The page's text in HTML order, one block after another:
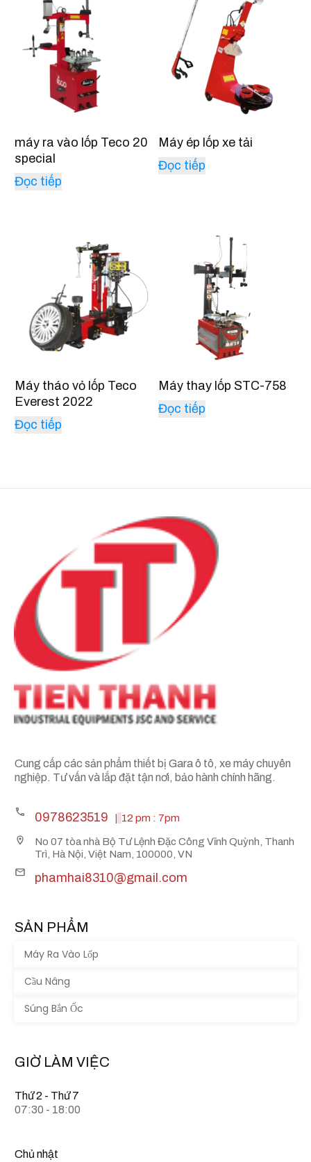
máy ra vào lốp Teco 20
special
Đọc tiếp
Máy ép lốp xe tải
Đọc tiếp
Máy tháo vỏ lốp Teco
Everest 2022
Đọc tiếp
Máy thay lốp STC-758
Đọc tiếp
Cung cấp các sản phẩm thiết bị Gara ô tô, xe máy chuyên
nghiệp. Tư vấn và lắp đặt tận nơi, bảo hành chính hãng.
0978623519 12 pm : 7pm
No 07 tòa nhà Bộ Tư Lệnh Đặc Công Vĩnh Quỳnh, Thanh
Trì, Hà Nội, Việt Nam, 100000, VN
phamhai8310@gmail.com
SẢN PHẨM
Máy Ra Vào Lốp
Cầu Nâng
Súng Bắn Ốc
GIỜ LÀM VIỆC
Thứ 2 - Thứ 7
07:30 - 18:00
Chủ nhật